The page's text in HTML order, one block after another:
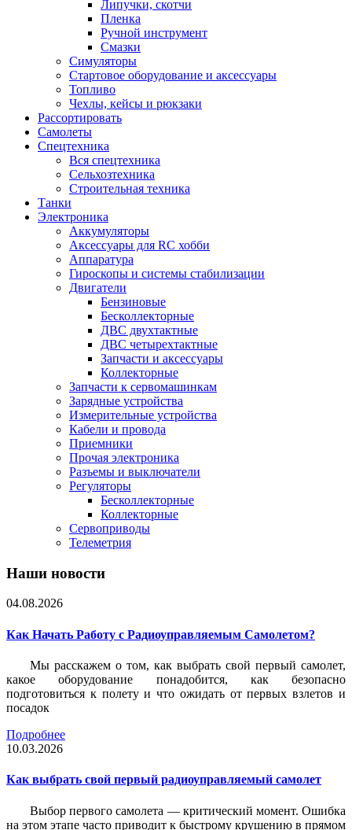
Липучки, скотчи
Пленка
Ручной инструмент
Смазки
Симуляторы
Стартовое оборудование и аксессуары
Топливо
Чехлы, кейсы и рюкзаки
Рассортировать
Самолеты
Спецтехника
Вся спецтехника
Сельхозтехника
Строительная техника
Танки
Электроника
Аккумуляторы
Аксессуары для RC хобби
Аппаратура
Гироскопы и системы стабилизации
Двигатели
Бензиновые
Бесколлекторные
ДВС двухтактные
ДВС четырехтактные
Запчасти и аксессуары
Коллекторные
Запчасти к сервомашинкам
Зарядные устройства
Измерительные устройства
Кабели и провода
Приемники
Прочая электроника
Разъемы и выключатели
Регуляторы
Бесколлекторные
Коллекторные
Сервоприводы
Телеметрия
Наши новости
04.08.2026
Как Начать Работу с Радиоуправляемым Самолетом?
Мы расскажем о том, как выбрать свой первый самолет,
какое оборудование понадобится, как безопасно
подготовиться к полету и что ожидать от первых взлетов и
посадок
Подробнее
10.03.2026
Как выбрать свой первый радиоуправляемый самолет
Выбор первого самолета — критический момент. Ошибка
на этом этапе часто приводит к быстрому крушению в прямом